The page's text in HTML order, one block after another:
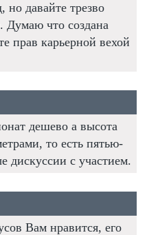
но давайте трезво
Думаю что создана
прав карьерной вехой
дешево а высота
то есть пятью-
дискуссии с участием.
Вам нравится, его